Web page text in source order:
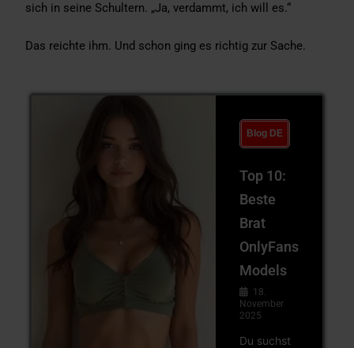
sich in seine Schultern. „Ja, verdammt, ich will es.“
Das reichte ihm. Und schon ging es richtig zur Sache.
Blog DE
Top 10:
Beste
Brat
OnlyFans
Models
18.
November
2025
Du suchst